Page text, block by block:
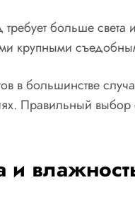
больше света
крупными
в большинстве
Правильный выбор
и